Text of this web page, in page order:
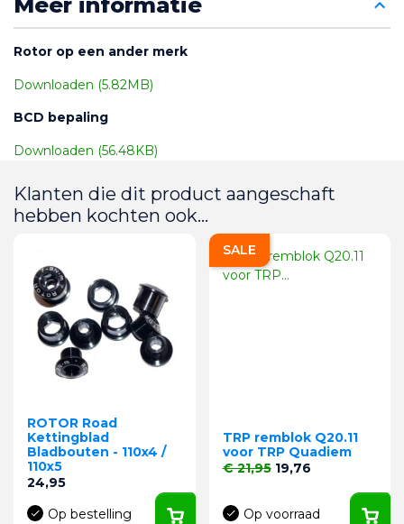
Rotor op een ander merk
Downloaden (5.82MB)
BCD bepaling
Downloaden (56.48KB)
Klanten die dit product aangeschaft
hebben kochten ook...
ROTOR Road
Kettingblad
Bladbouten - 110x4 /
110x5
Prijs
24,95
Op bestelling
TRP remblok Q20.11
voor TRP Quadiem
Normale prijs
€ 21,95 Prijs
19,76
Op voorraad
SALE